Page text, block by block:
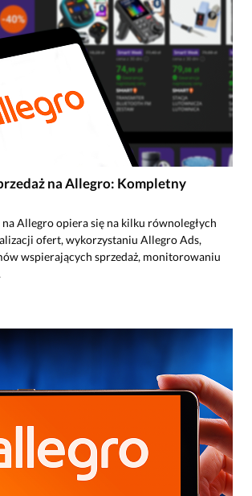
na Allegro: Kompletny
Allegro opiera się na kilku równoległych
ofert, wykorzystaniu Allegro Ads,
wspierających sprzedaż, monitorowaniu